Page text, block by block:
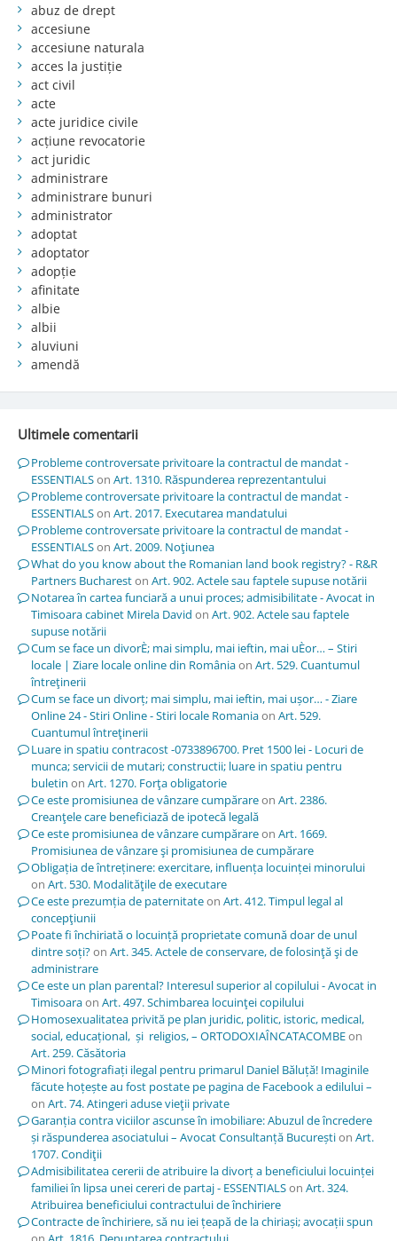
abuz de drept
accesiune
accesiune naturala
acces la justiție
act civil
acte
acte juridice civile
acțiune revocatorie
act juridic
administrare
administrare bunuri
administrator
adoptat
adoptator
adopție
afinitate
albie
albii
aluviuni
amendă
Ultimele comentarii
Probleme controversate privitoare la contractul de mandat -
ESSENTIALSon Art. 1310. Răspunderea reprezentantului
Probleme controversate privitoare la contractul de mandat -
ESSENTIALSon Art. 2017. Executarea mandatului
Probleme controversate privitoare la contractul de mandat -
ESSENTIALSon Art. 2009. Noţiunea
What do you know about the Romanian land book registry? - R&R
Partners Buchareston Art. 902. Actele sau faptele supuse notării
Notarea în cartea funciară a unui proces; admisibilitate - Avocat in
Timisoara cabinet Mirela David on Art. 902. Actele sau faptele
supuse notării
Cum se face un divorÈ; mai simplu, mai ieftin, mai uÈor… – Stiri
locale | Ziare locale online din Româniaon Art. 529. Cuantumul
întreţinerii
Cum se face un divorț; mai simplu, mai ieftin, mai ușor… - Ziare
Online 24 - Stiri Online - Stiri locale Romaniaon Art. 529.
Cuantumul întreţinerii
Luare in spatiu contracost -0733896700. Pret 1500 lei - Locuri de
munca; servicii de mutari; constructii; luare in spatiu pentru
buletin on Art. 1270. Forţa obligatorie
Ce este promisiunea de vânzare cumpărareon Art. 2386.
Creanţele care beneficiază de ipotecă legală
Ce este promisiunea de vânzare cumpărareon Art. 1669.
Promisiunea de vânzare şi promisiunea de cumpărare
Obligația de întreținere: exercitare, influența locuinței minorului
on Art. 530. Modalităţile de executare
Ce este prezumția de paternitateon Art. 412. Timpul legal al
concepţiunii
Poate fi închiriată o locuință proprietate comună doar de unul
dintre soți?on Art. 345. Actele de conservare, de folosinţă şi de
administrare
Ce este un plan parental? Interesul superior al copilului - Avocat in
Timisoaraon Art. 497. Schimbarea locuinţei copilului
Homosexualitatea privită pe plan juridic, politic, istoric, medical,
social, educațional, și religios, – ORTODOXIAÎNCATACOMBEon
Art. 259. Căsătoria
Minori fotografiați ilegal pentru primarul Daniel Băluță! Imaginile
făcute hoțește au fost postate pe pagina de Facebook a edilului –
on Art. 74. Atingeri aduse vieţii private
Garanția contra viciilor ascunse în imobiliare: Abuzul de încredere
și răspunderea asociatului – Avocat Consultanță Bucureștion Art.
1707. Condiţii
Admisibilitatea cererii de atribuire la divorț a beneficiului locuinței
familiei în lipsa unei cereri de partaj - ESSENTIALSon Art. 324.
Atribuirea beneficiului contractului de închiriere
Contracte de închiriere, să nu iei țeapă de la chiriași; avocații spun